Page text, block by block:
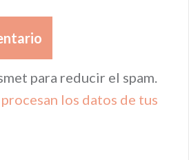
para reducir el spam.
los datos de tus